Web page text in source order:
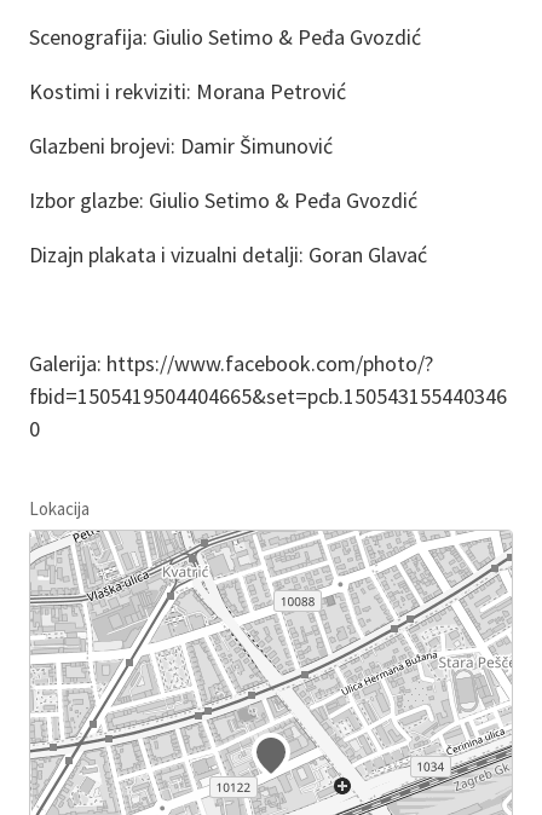
Scenografija: Giulio Setimo & Peđa Gvozdić
Kostimi i rekviziti: Morana Petrović
Glazbeni brojevi: Damir Šimunović
Izbor glazbe: Giulio Setimo & Peđa Gvozdić
Dizajn plakata i vizualni detalji: Goran Glavać
Galerija: https://www.facebook.com/photo/?
fbid=1505419504404665&set=pcb.150543155440346
0
Lokacija